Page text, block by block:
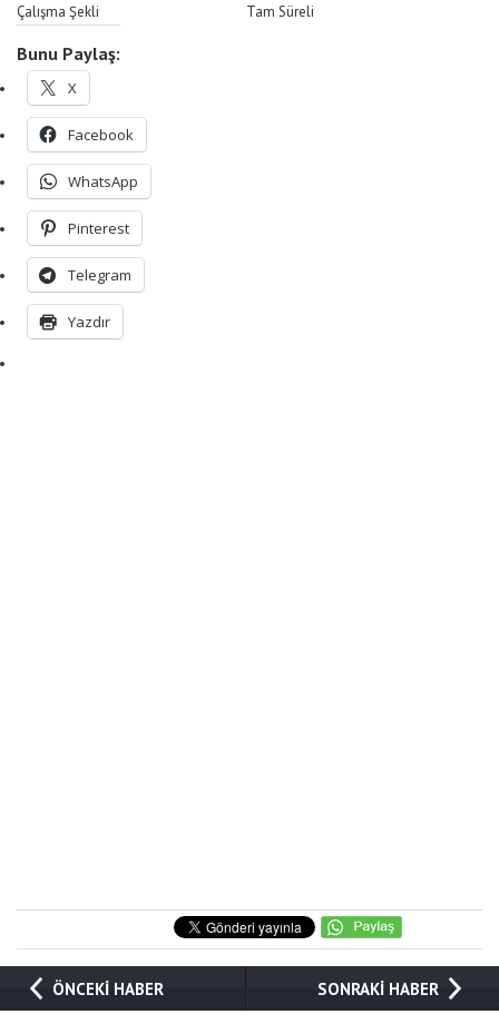
Çalışma Şekli
Tam Süreli
Bunu Paylaş:
X
Facebook
WhatsApp
Pinterest
Telegram
Yazdır
ÖNCEKİ HABER SONRAKİ HABER